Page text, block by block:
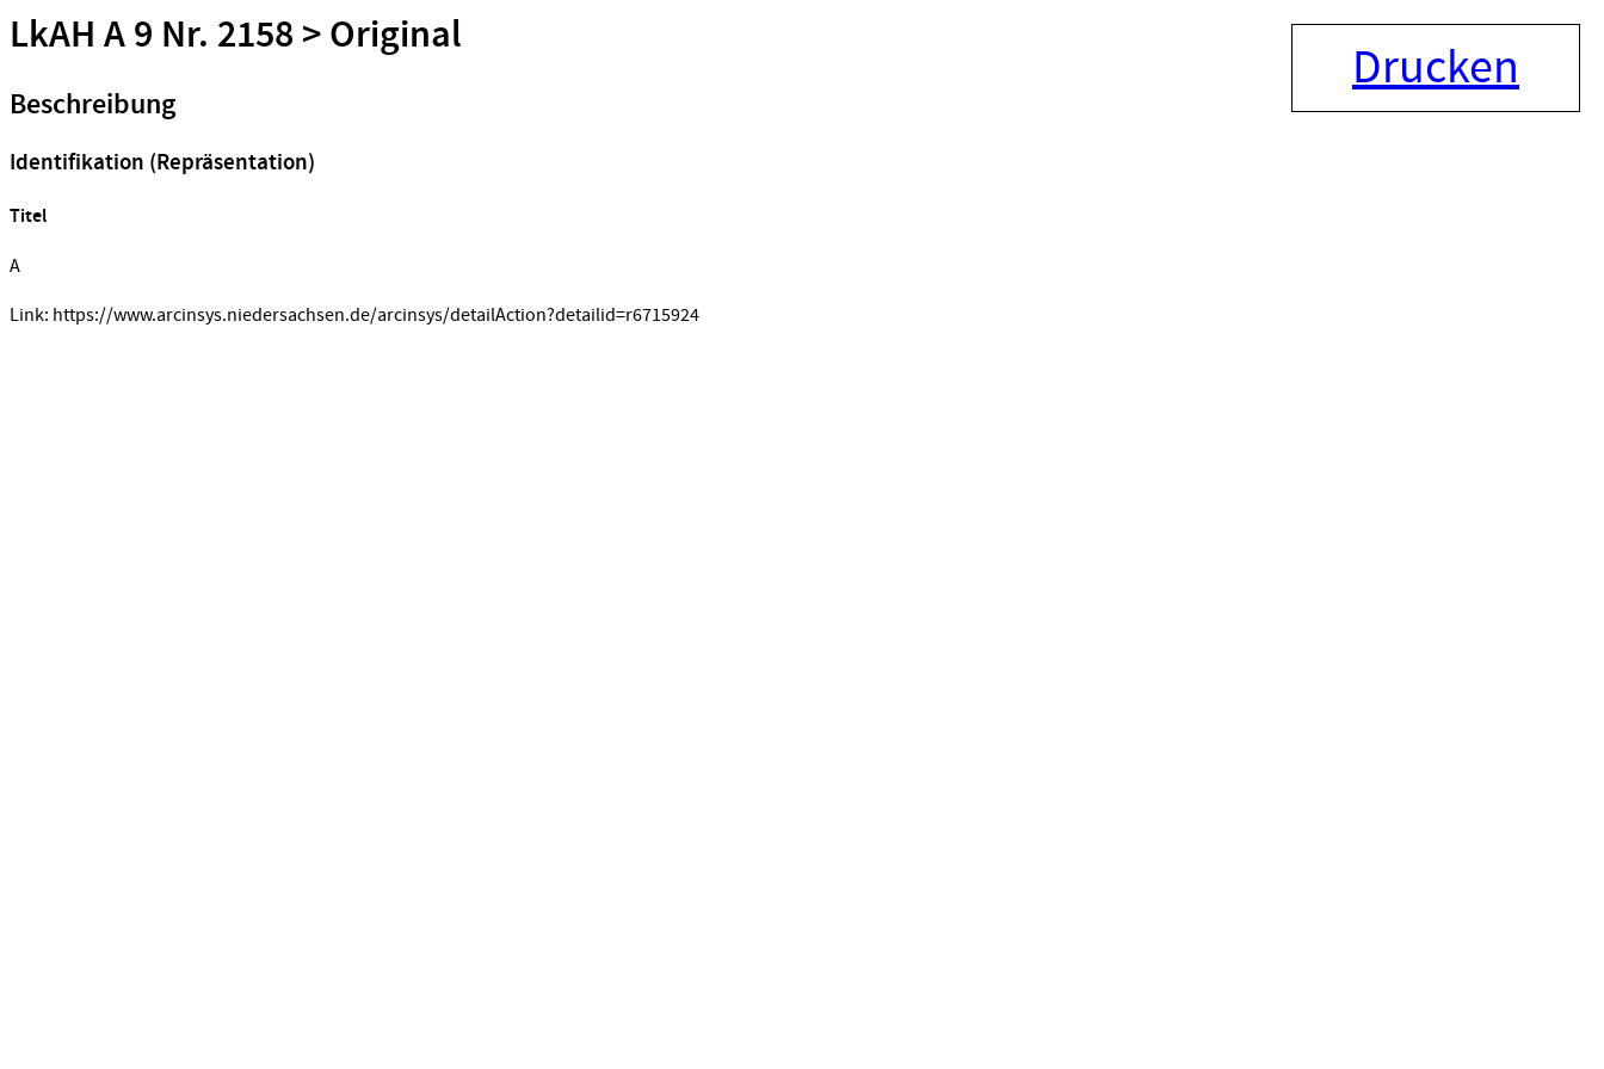
Drucken
LkAH A 9 Nr. 2158 > Original
Beschreibung
Identifikation (Repräsentation)
Titel
A
Link: https://www.arcinsys.niedersachsen.de/arcinsys/detailAction?detailid=r6715924